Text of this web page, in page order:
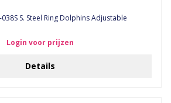
038S S. Steel Ring Dolphins Adjustable
Login voor prijzen
Details